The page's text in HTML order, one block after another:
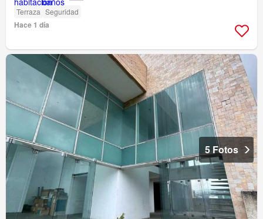
Terraza Seguridad
Hace 1 día
5 Fotos